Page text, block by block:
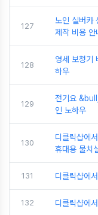
127
노인 실버카
제작 비용 안
128
영세 보청기
하우
129
전기요
인 노하우
130
디클릭샵에
휴대용 물치
131 디클릭샵에
132 디클릭샵에